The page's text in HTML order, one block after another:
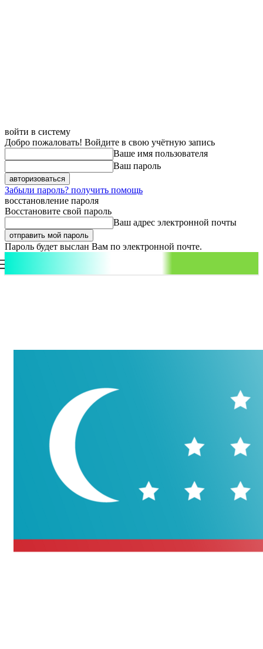
войти в систему
Добро пожаловать! Войдите в свою учётную запись
Ваше имя пользователя
Ваш пароль
Забыли пароль? получить помощь
восстановление пароля
Восстановите свой пароль
Ваш адрес электронной почты
Пароль будет выслан Вам по электронной почте.